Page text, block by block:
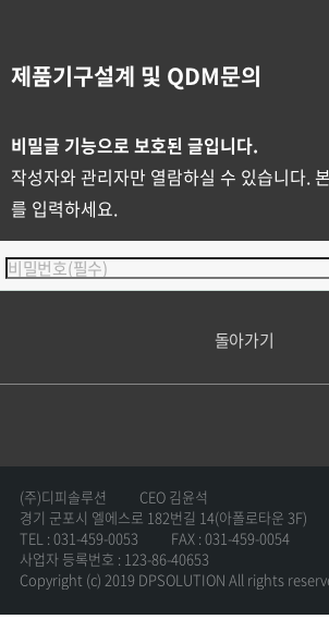
제품기구설계 및 QDM문의
비밀글 기능으로 보호된 글입니다.
작성자와 관리자만 열람하실 수 있습니다.
를 입력하세요.
돌아가기
(주)디피솔루션
CEO 김윤석
경기 군포시 엘에스로 182번길 14(아폴로타운 3F)
TEL : 031-459-0053
FAX : 031-459-0054
사업자 등록번호 : 123-86-40653
Copyright (c) 2019 DPSOLUTION All rights